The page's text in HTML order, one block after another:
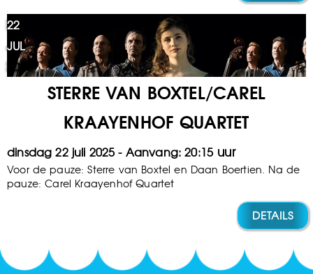
22
JUL
2025
STERRE VAN BOXTEL/CAREL
KRAAYENHOF QUARTET
dinsdag 22 juli 2025 20:15
Voor de pauze: Sterre van Boxtel en Daan Boertien. Na de
pauze: Carel Kraayenhof Quartet
DETAILS